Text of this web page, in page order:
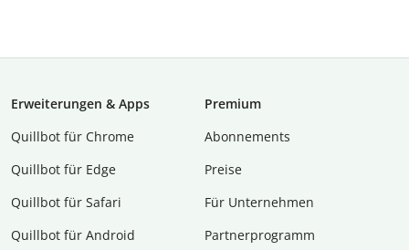
Erweiterungen & Apps
Quillbot für Chrome
Quillbot für Edge
Quillbot für Safari
Quillbot für Android
Premium
Abon­ne­ments
Preise
Für Unternehmen
Partnerprogramm